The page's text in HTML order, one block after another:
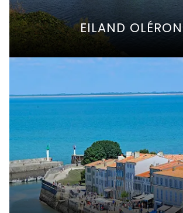
EILAND OLÉRON